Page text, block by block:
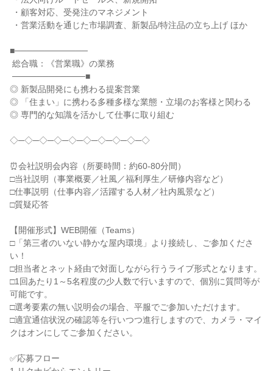
■────────────
◎ 新製品開発にも携わる提案営業
◎ 「住まい」に携わる多種多様な業態・立場のお客様と関わる
◎ 専門的な知識を活かして仕事に取り組む
◇─◇─◇─◇─◇─◇─◇─◇─◇─◇
⏰会社説明会内容（所要時間：約60-80分間）
□当社説明（事業概要／社風／福利厚生／研修内容など）
□仕事説明（仕事内容／活躍する人材／社内風景など）
□質疑応答
【開催形式】WEB開催（Teams）
□「第三者のいない静かな屋内環境」より接続し、ご参加くださ
い！
□担当者とネット経由で対面しながら行うライブ形式となります。
□1回あたり1～5名程度の少人数で行いますので、個別に質問等が
可能です。
□選考要素の無い説明会の場合、平服でご参加いただけます。
□適宜通信状況の確認等を行いつつ進行しますので、カメラ・マイ
クはオンにしてご参加ください。
✅応募フロー